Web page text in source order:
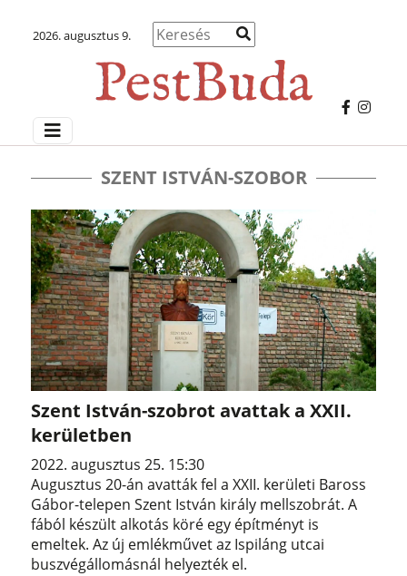
2026. augusztus 9.
SZENT ISTVÁN-SZOBOR
Szent István-szobrot avattak a XXII.
kerületben
2022. augusztus 25. 15:30
Augusztus 20-án avatták fel a XXII. kerületi Baross
Gábor-telepen Szent István király mellszobrát. A
fából készült alkotás köré egy építményt is
emeltek. Az új emlékművet az Ispiláng utcai
buszvégállomásnál helyezték el.